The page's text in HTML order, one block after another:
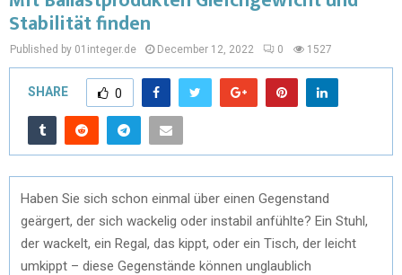
Stabilität finden
Published by 01integer.de December 12, 2022 0 1527
SHARE 0
Haben Sie sich schon einmal über einen Gegenstand
geärgert, der sich wackelig oder instabil anfühlte? Ein Stuhl,
der wackelt, ein Regal, das kippt, oder ein Tisch, der leicht
umkippt – diese Gegenstände können unglaublich